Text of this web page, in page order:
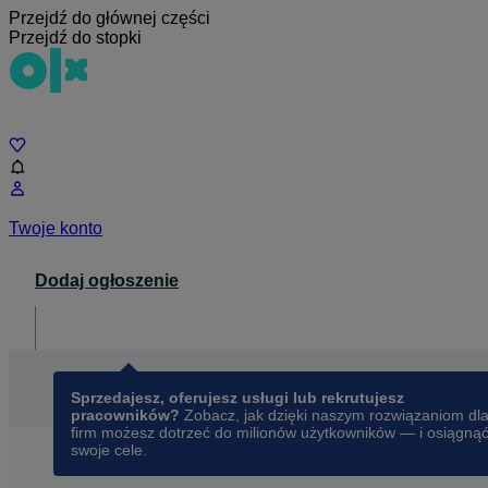
Przejdź do głównej części
Przejdź do stopki
Twoje konto
Dodaj ogłoszenie
Sprzedajesz, oferujesz usługi lub rekrutujesz
pracowników? Zobacz, jak dzięki naszym rozwiązaniom dla
firm możesz dotrzeć do milionów użytkowników — i osiągnąć
swoje cele.